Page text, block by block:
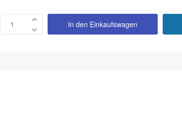
In den Einkaufswagen